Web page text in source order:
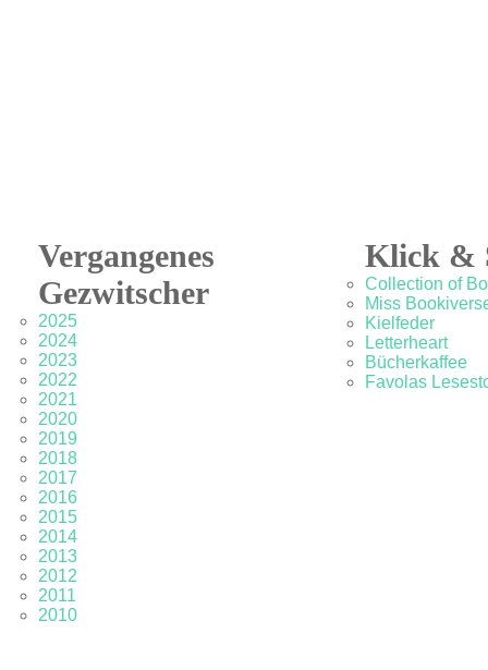
Vergangenes
Gezwitscher
2025
2024
2023
2022
2021
2020
2019
2018
2017
2016
2015
2014
2013
2012
2011
2010
Klick &
Collection of
Miss
Kielfeder
Letterheart
Bücherkaffee
Favolas